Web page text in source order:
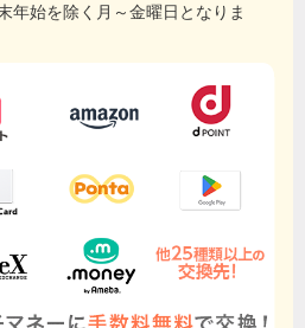
年始を除く月～金曜日となりま